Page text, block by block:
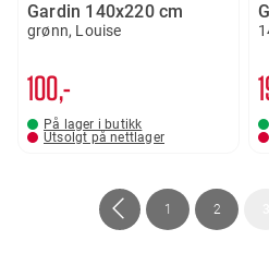
Gardin 140x220 cm
grønn, Louise
100,-
På lager i butikk
Utsolgt på nettlager
SideSide
ForrigeSide
1 Side
2